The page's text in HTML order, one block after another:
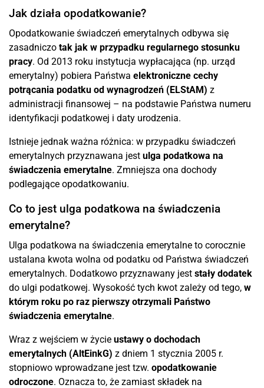
Jak działa opodatkowanie?
Opodatkowanie świadczeń emerytalnych odbywa się
zasadniczo tak jak w przypadku regularnego stosunku
pracy. Od 2013 roku instytucja wypłacająca (np. urząd
emerytalny) pobiera Państwa elektroniczne cechy
potrącania podatku od wynagrodzeń (ELStAM) z
administracji finansowej – na podstawie Państwa numeru
identyfikacji podatkowej i daty urodzenia.
Istnieje jednak ważna różnica: w przypadku świadczeń
emerytalnych przyznawana jest ulga podatkowa na
świadczenia emerytalne. Zmniejsza ona dochody
podlegające opodatkowaniu.
Co to jest ulga podatkowa na świadczenia
emerytalne?
Ulga podatkowa na świadczenia emerytalne to corocznie
ustalana kwota wolna od podatku od Państwa świadczeń
emerytalnych. Dodatkowo przyznawany jest stały dodatek
do ulgi podatkowej. Wysokość tych kwot zależy od tego, w
którym roku po raz pierwszy otrzymali Państwo
świadczenia emerytalne.
Wraz z wejściem w życie ustawy o dochodach
emerytalnych (AltEinkG) z dniem 1 stycznia 2005 r.
stopniowo wprowadzane jest tzw. opodatkowanie
odroczone. Oznacza to, że zamiast składek na